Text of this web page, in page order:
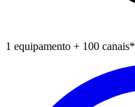
1 equipamento + 100 canais*